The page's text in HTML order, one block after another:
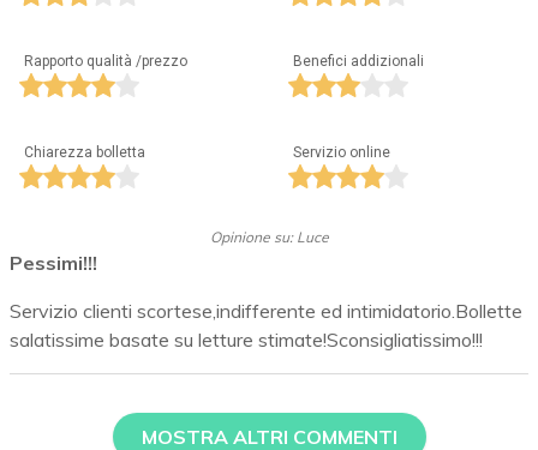
Rapporto qualità /prezzo Benefici addizionali
Chiarezza bolletta Servizio online
Opinione su: Luce
Pessimi!!!
Servizio clienti scortese,indifferente ed intimidatorio.Bollette
salatissime basate su letture stimate!Sconsigliatissimo!!!
MOSTRA ALTRI COMMENTI